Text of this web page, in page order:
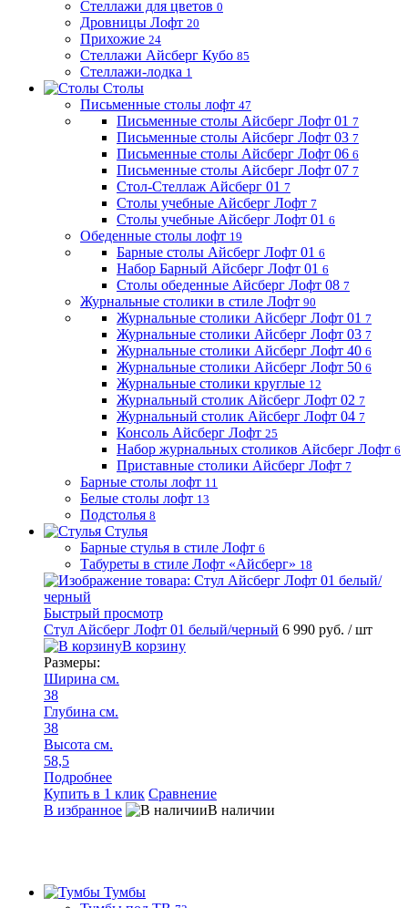
Стеллажи для цветов 0
Дровницы Лофт 20
Прихожие 24
Стеллажи Айсберг Кубо 85
Стеллажи-лодка 1
Столы
Письменные столы лофт 47
Письменные столы Айсберг Лофт 01 7
Письменные столы Айсберг Лофт 03 7
Письменные столы Айсберг Лофт 06 6
Письменные столы Айсберг Лофт 07 7
Стол-Стеллаж Айсберг 01 7
Столы учебные Айсберг Лофт 7
Столы учебные Айсберг Лофт 01 6
Обеденные столы лофт 19
Барные столы Айсберг Лофт 01 6
Набор Барный Айсберг Лофт 01 6
Столы обеденные Айсберг Лофт 08 7
Журнальные столики в стиле Лофт 90
Журнальные столики Айсберг Лофт 01 7
Журнальные столики Айсберг Лофт 03 7
Журнальные столики Айсберг Лофт 40 6
Журнальные столики Айсберг Лофт 50 6
Журнальные столики круглые 12
Журнальный столик Айсберг Лофт 02 7
Журнальный столик Айсберг Лофт 04 7
Консоль Айсберг Лофт 25
Набор журнальных столиков Айсберг Лофт 6
Приставные столики Айсберг Лофт 7
Барные столы лофт 11
Белые столы лофт 13
Подстолья 8
Стулья
Барные стулья в стиле Лофт 6
Табуреты в стиле Лофт «Айсберг» 18
Быстрый просмотр
Стул Айсберг Лофт 01 белый/черный 6 990 руб. / шт
В корзину
Размеры:
Ширина см.
38
Глубина см.
38
Высота см.
58,5
Подробнее
Купить в 1 клик Сравнение
В избранное
В наличии
Тумбы